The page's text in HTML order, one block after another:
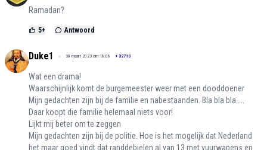
Ramadan?
5+ Antwoord
Duke1 30 maart 2023 om 18:08 + 32713
Wat een drama!
Waarschijnlijk komt de burgemeester weer met een dooddoener
Mijn gedachten zijn bij de familie en nabestaanden. Bla bla bla…..
Daar koopt die familie helemaal niets voor!
Lijkt mij beter om te zeggen
Mijn gedachten zijn bij de politie. Hoe is het mogelijk dat Nederland
het maar goed vindt dat randdebielen al van 13 met vuurwapens en